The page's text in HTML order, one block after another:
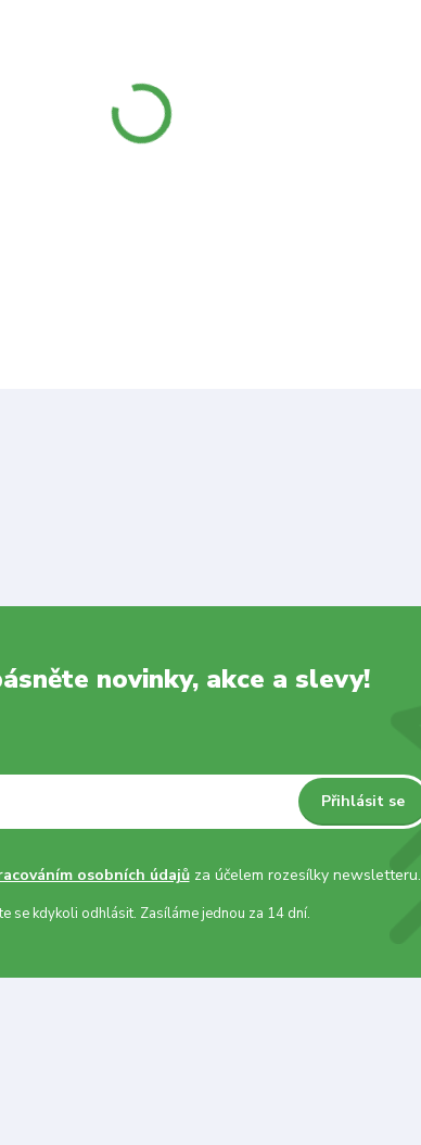
novinky, akce a slevy!
Přihlásit se
osobních údajůza účelem rozesílky newsletteru.
se kdykoli odhlásit. Zasíláme jednou za 14 dní.